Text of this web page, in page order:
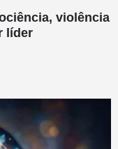
violência
líder